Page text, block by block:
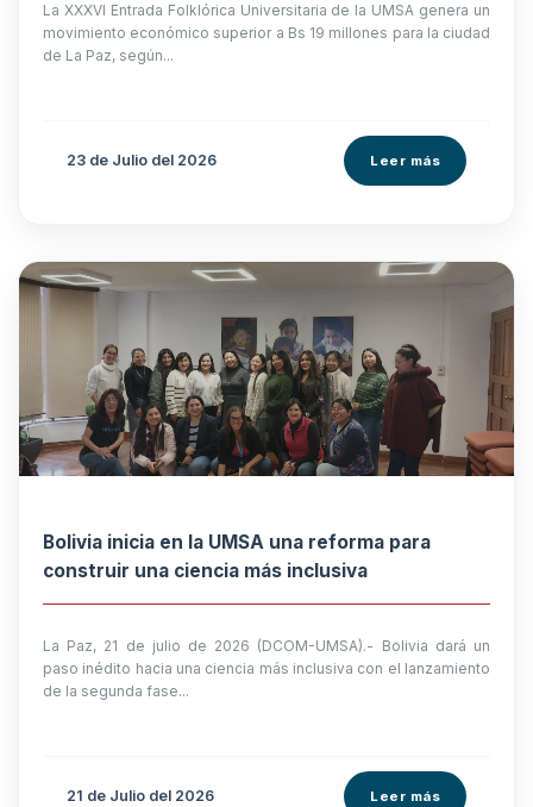
La XXXVI Entrada Folklórica Universitaria de la UMSA genera un
movimiento económico superior a Bs 19 millones para la ciudad
de La Paz, según...
23 de Julio del 2026 Leer más
Bolivia inicia en la UMSA una reforma para
construir una ciencia más inclusiva
La Paz, 21 de julio de 2026 (DCOM-UMSA).- Bolivia dará un
paso inédito hacia una ciencia más inclusiva con el lanzamiento
de la segunda fase...
21 de Julio del 2026 Leer más